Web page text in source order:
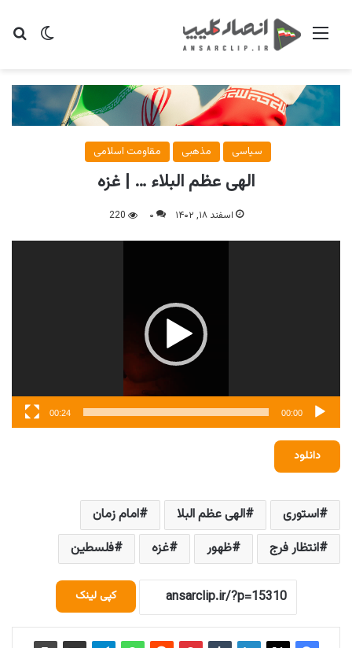
تغییر منو
سیاسی مذهبی مقاومت اسلامی
الهی عظم البلاء … | غزه
اسفند ۱۸, ۱۴۰۲ ۰ 220
نمایشگر
00:00
00:24
دانلود
استوری الهی عظم البلا
امام زمان
انتظار فرج
ظهور غزه فلسطین
کپی لینک